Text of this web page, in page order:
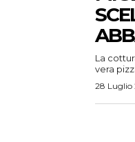
La
vera
28 Luglio